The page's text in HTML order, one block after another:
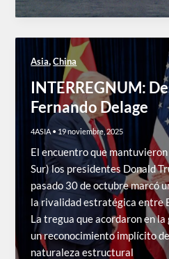
Asia,China
INTERREGNUM:
Fernando Delage
4ASIA • 19 noviembre, 2025
El encuentro que
Sur) los presidentes Donald
pasado 30 de octubre marcó
la rivalidad estratégica entre
La tregua que acordaron en
un reconocimiento implícito
naturaleza estructural